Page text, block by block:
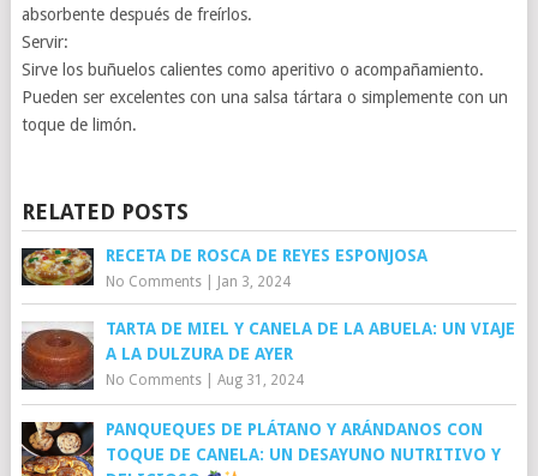
absorbente después de freírlos.
Servir:
Sirve los buñuelos calientes como aperitivo o acompañamiento.
Pueden ser excelentes con una salsa tártara o simplemente con un
toque de limón.
RELATED POSTS
RECETA DE ROSCA DE REYES ESPONJOSA
No Comments| Jan 3, 2024
TARTA DE MIEL Y CANELA DE LA ABUELA: UN VIAJE
A LA DULZURA DE AYER
No Comments| Aug 31, 2024
PANQUEQUES DE PLÁTANO Y ARÁNDANOS CON
TOQUE DE CANELA: UN DESAYUNO NUTRITIVO Y